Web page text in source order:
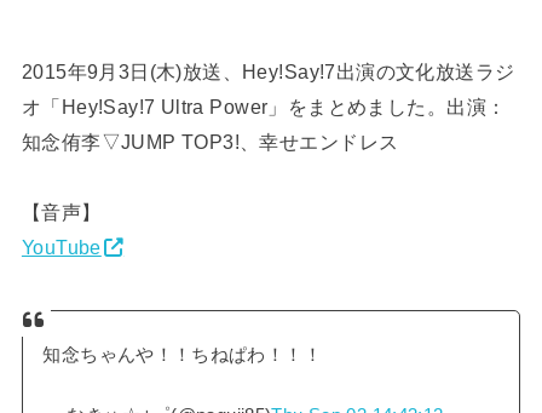
2015年9月3日(木)放送、Hey!Say!7出演の文化放送ラジ
オ「Hey!Say!7 Ultra Power」をまとめました。出演：
知念侑李▽JUMP TOP3!、幸せエンドレス
【音声】
YouTube
知念ちゃんや！！ちねぱわ！！！